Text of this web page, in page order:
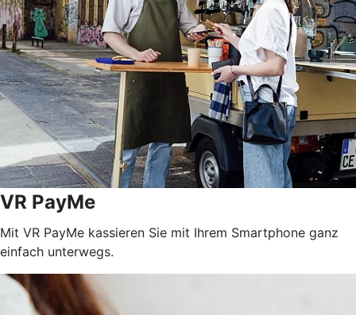
VR PayMe
Mit VR PayMe kassieren Sie mit Ihrem Smartphone ganz
einfach unterwegs.